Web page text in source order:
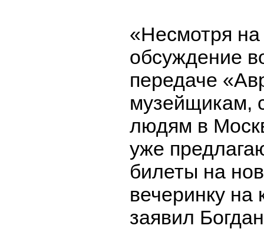
«Несмотря на
обсуждение
передаче
музейщикам,
людям в
уже
билеты на
вечеринку
заявил